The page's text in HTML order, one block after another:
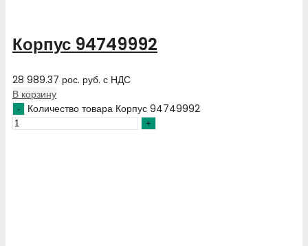
Корпус 94749992
28 989.37 рос. руб. с НДС
В корзину
Количество товара Корпус 94749992